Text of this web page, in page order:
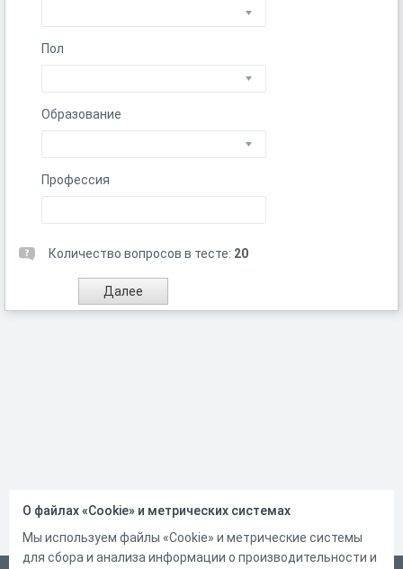
Пол
Образование
Профессия
Количество вопросов в тесте: 20
О файлах «Cookie» и метрических системах
Мы используем файлы «Cookie» и метрические системы
для сбора и анализа информации о производительности и